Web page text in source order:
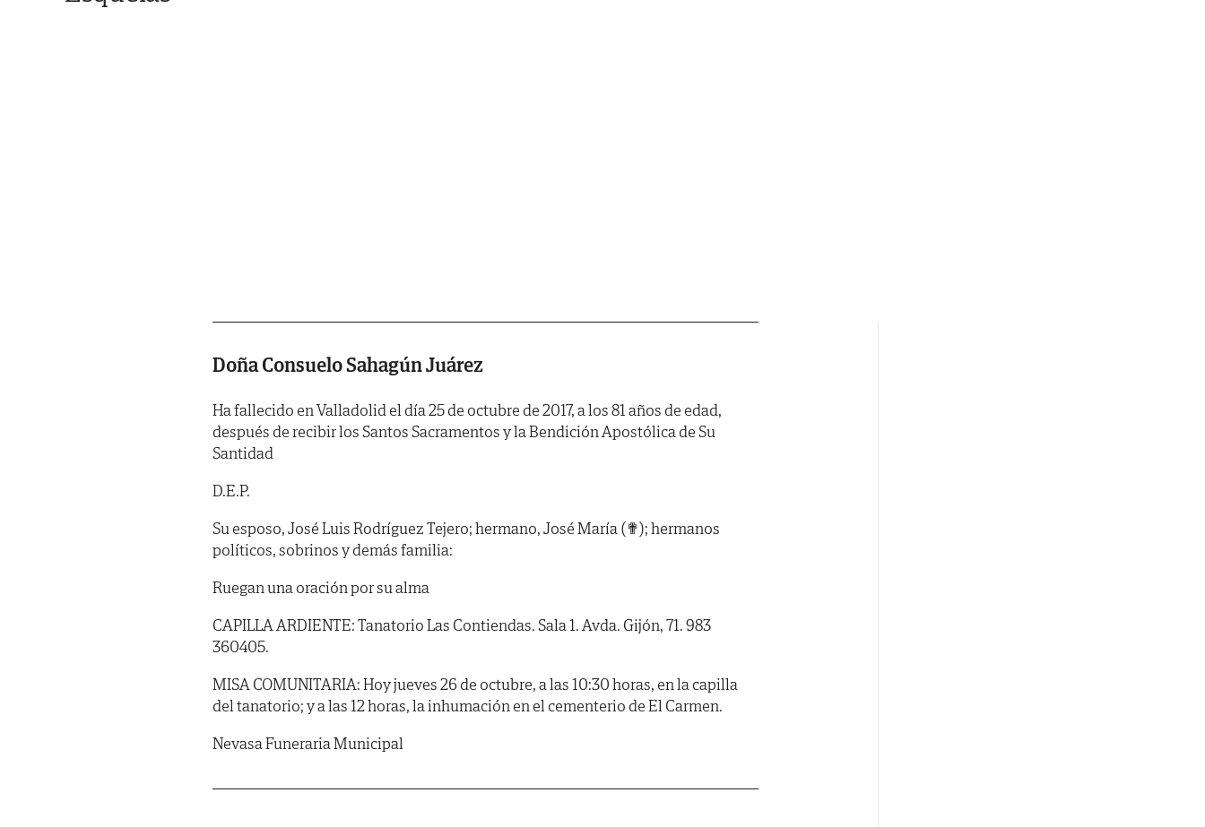
Doña Consuelo Sahagún Juárez
Ha fallecido en Valladolid el día 25 de octubre de 2017, a los 81 años de edad,
después de recibir los Santos Sacramentos y la Bendición Apostólica de Su
Santidad
D.E.P.
Su esposo, José Luis Rodríguez Tejero; hermano, José María (✟); hermanos
políticos, sobrinos y demás familia:
Ruegan una oración por su alma
CAPILLA ARDIENTE: Tanatorio Las Contiendas. Sala 1. Avda. Gijón, 71. 983
360405.
MISA COMUNITARIA: Hoy jueves 26 de octubre, a las 10:30 horas, en la capilla
del tanatorio; y a las 12 horas, la inhumación en el cementerio de El Carmen.
Nevasa Funeraria Municipal